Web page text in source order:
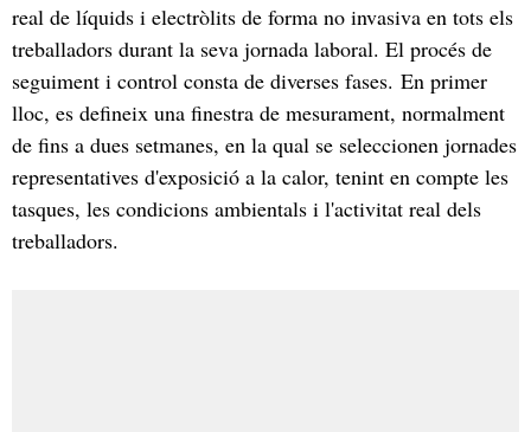
real de líquids i electròlits de forma no invasiva en tots els
treballadors durant la seva jornada laboral. El procés de
seguiment i control consta de diverses fases. En primer
lloc, es defineix una finestra de mesurament, normalment
de fins a dues setmanes, en la qual se seleccionen jornades
representatives d'exposició a la calor, tenint en compte les
tasques, les condicions ambientals i l'activitat real dels
treballadors.